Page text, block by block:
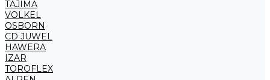
TAJIMA
VOLKEL
OSBORN
CD JUWEL
HAWERA
IZAR
TOROFLEX